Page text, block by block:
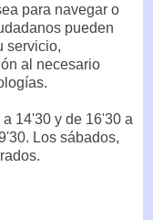
para navegar o
pueden
servicio,
al necesario
14'30 y de 16'30 a
Los sábados,